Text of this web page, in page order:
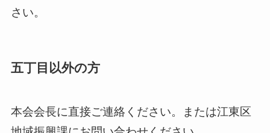
さい。
五丁目以外の方
本会会長に直接ご連絡ください。または江東区